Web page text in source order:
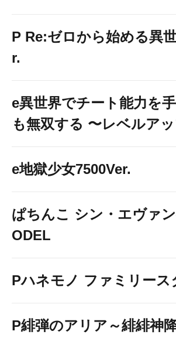
P Re:ゼロから始める異
r.
e異世界でチート能力を
も無双する 〜レベルア
e地獄少女7500Ver.
ぱちんこ シン・エヴァ
ODEL
Pハネモノ ファミリース
P緋弾のアリア～緋緋神